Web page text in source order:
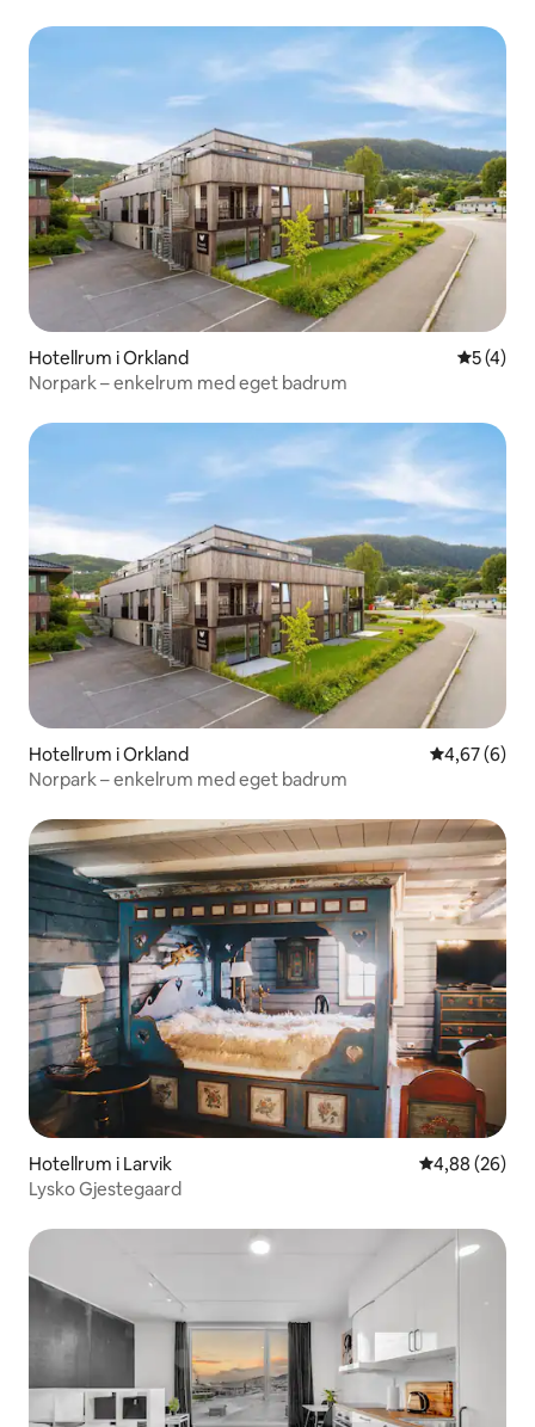
Hotellrum i Orkland 5 av 5 i
5 (4)
Norpark – enkelrum med eget badrum
Hotellrum i Orkland 4,67 av 5 i
4,67 (6)
Norpark – enkelrum med eget badrum
Hotellrum i Larvik 4,88 av 5 i
4,88 (26)
Lysko Gjestegaard